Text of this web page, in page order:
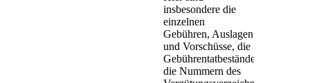
insbesondere die
einzelnen
Gebühren, Auslagen
und Vorschüsse, die
Gebührentatbestände,
die Nummern des